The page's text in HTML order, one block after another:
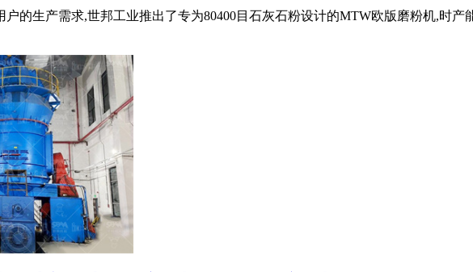
户的生产需求,世邦工业推出了专为80400目石灰石粉设计的MTW欧版磨粉机,时